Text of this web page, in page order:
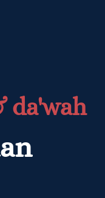
da'wah